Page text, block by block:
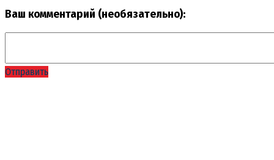
Ваш комментарий (необязательно):
Отправить